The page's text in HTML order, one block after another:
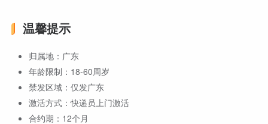
温馨提示
归属地：广东
年龄限制：18-60周岁
禁发区域：仅发广东
激活方式：快递员上门激活
合约期：12个月